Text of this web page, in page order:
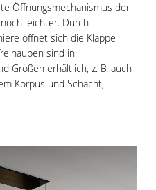
Öffnungsmechanismus der
leichter. Durch
öffnet sich die Klappe
sind in
Größen erhältlich, z. B. auch
Korpus und Schacht,